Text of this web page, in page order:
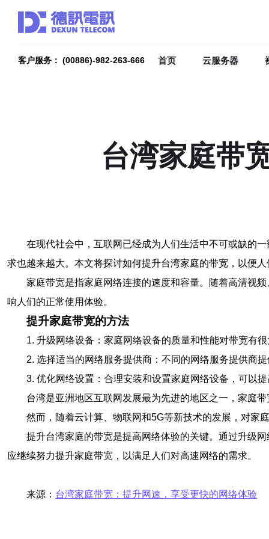
客户服务： (00886)-982-263-666 首页 云服务器
台湾家庭带
在现代社会中，互联网已经成为人们生活中不可或缺的
求也越来越大。本文将探讨如何提升台湾家庭的带宽，以便
家庭带宽是指家庭网络连接的速度和容量。随着高清视
响人们的正常使用体验。
提升家庭带宽的方法
1. 升级网络设备：家庭网络设备的质量和性能对带宽有
2. 选择适当的网络服务提供商：不同的网络服务提供商
3. 优化网络设置：合理安装和设置家庭网络设备，可以
台湾是亚洲地区互联网发展最为先进的地区之一，家庭
然而，随着云计算、物联网和5G等新技术的发展，对家
提升台湾家庭的带宽是提高网络体验的关键。通过升级
应继续努力提升家庭带宽，以满足人们对高速网络的需求。
来源： 台湾家庭带宽：提升网速，享受更快的网络体验